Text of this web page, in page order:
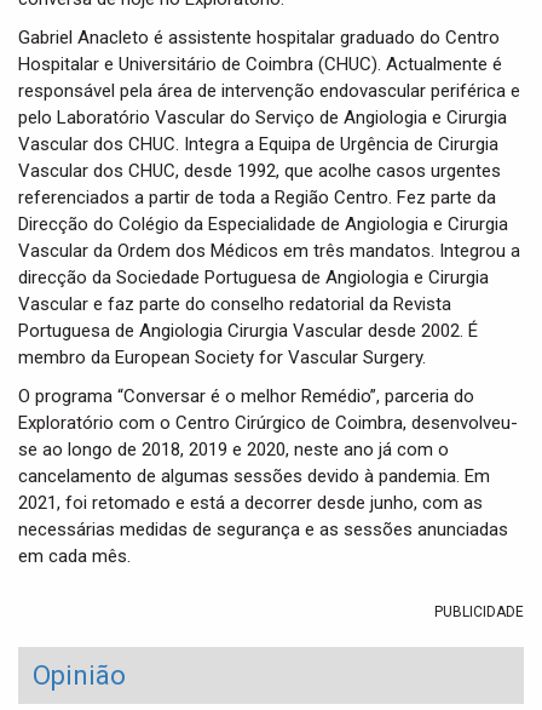
Gabriel Anacleto é assistente hospitalar graduado do Centro
Hospitalar e Universitário de Coimbra (CHUC). Actualmente é
responsável pela área de intervenção endovascular periférica e
pelo Laboratório Vascular do Serviço de Angiologia e Cirurgia
Vascular dos CHUC. Integra a Equipa de Urgência de Cirurgia
Vascular dos CHUC, desde 1992, que acolhe casos urgentes
referenciados a partir de toda a Região Centro. Fez parte da
Direcção do Colégio da Especialidade de Angiologia e Cirurgia
Vascular da Ordem dos Médicos em três mandatos. Integrou a
direcção da Sociedade Portuguesa de Angiologia e Cirurgia
Vascular e faz parte do conselho redatorial da Revista
Portuguesa de Angiologia Cirurgia Vascular desde 2002. É
membro da European Society for Vascular Surgery.
O programa “Conversar é o melhor Remédio”, parceria do
Exploratório com o Centro Cirúrgico de Coimbra, desenvolveu-
se ao longo de 2018, 2019 e 2020, neste ano já com o
cancelamento de algumas sessões devido à pandemia. Em
2021, foi retomado e está a decorrer desde junho, com as
necessárias medidas de segurança e as sessões anunciadas
em cada mês.
PUBLICIDADE
Opinião